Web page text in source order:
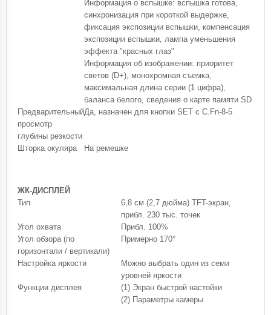
Информация о вспышке: вспышка готова,
синхронизация при короткой выдержке,
фиксация экспозиции вспышки, компенсация
экспозиции вспышки, лампа уменьшения
эффекта "красных глаз"
Информация об изображении: приоритет
светов (D+), монохромная съемка,
максимальная длина серии (1 цифра),
баланса белого, сведения о карте памяти SD
Предварительный
просмотр
глубины резкости
Да, назначен для кнопки SET с C.Fn-8-5
Шторка окуляра На ремешке
ЖК-ДИСПЛЕЙ
Тип
6,8 см (2,7 дюйма) TFT-экран,
прибл. 230 тыс. точек
Угол охвата
Прибл. 100%
Угол обзора (по
горизонтали / вертикали)
Примерно 170°
Настройка яркости
Можно выбрать один из семи
уровней яркости
Функции дисплея
(1) Экран быстрой настойки
(2) Параметры камеры